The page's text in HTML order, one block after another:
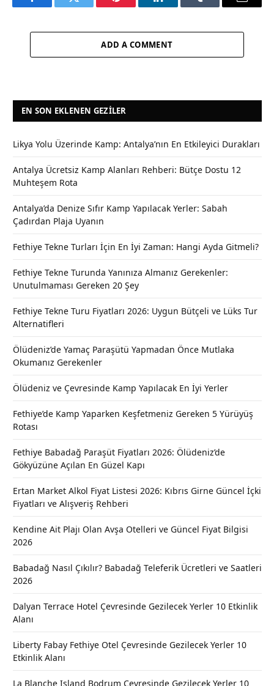
FacebookTwitter Pinterest LinkedInTumblr Email
ADD A COMMENT
EN SON EKLENEN GEZILER
Likya Yolu Üzerinde Kamp: Antalya’nın En Etkileyici Durakları
Antalya Ücretsiz Kamp Alanları Rehberi: Bütçe Dostu 12
Muhteşem Rota
Antalya’da Denize Sıfır Kamp Yapılacak Yerler: Sabah
Çadırdan Plaja Uyanın
Fethiye Tekne Turları İçin En İyi Zaman: Hangi Ayda Gitmeli?
Fethiye Tekne Turunda Yanınıza Almanız Gerekenler:
Unutulmaması Gereken 20 Şey
Fethiye Tekne Turu Fiyatları 2026: Uygun Bütçeli ve Lüks Tur
Alternatifleri
Ölüdeniz’de Yamaç Paraşütü Yapmadan Önce Mutlaka
Okumanız Gerekenler
Ölüdeniz ve Çevresinde Kamp Yapılacak En İyi Yerler
Fethiye’de Kamp Yaparken Keşfetmeniz Gereken 5 Yürüyüş
Rotası
Fethiye Babadağ Paraşüt Fiyatları 2026: Ölüdeniz’de
Gökyüzüne Açılan En Güzel Kapı
Ertan Market Alkol Fiyat Listesi 2026: Kıbrıs Girne Güncel İçki
Fiyatları ve Alışveriş Rehberi
Kendine Ait Plajı Olan Avşa Otelleri ve Güncel Fiyat Bilgisi
2026
Babadağ Nasıl Çıkılır? Babadağ Teleferik Ücretleri ve Saatleri
2026
Dalyan Terrace Hotel Çevresinde Gezilecek Yerler 10 Etkinlik
Alanı
Liberty Fabay Fethiye Otel Çevresinde Gezilecek Yerler 10
Etkinlik Alanı
La Blanche Island Bodrum Çevresinde Gezilecek Yerler 10